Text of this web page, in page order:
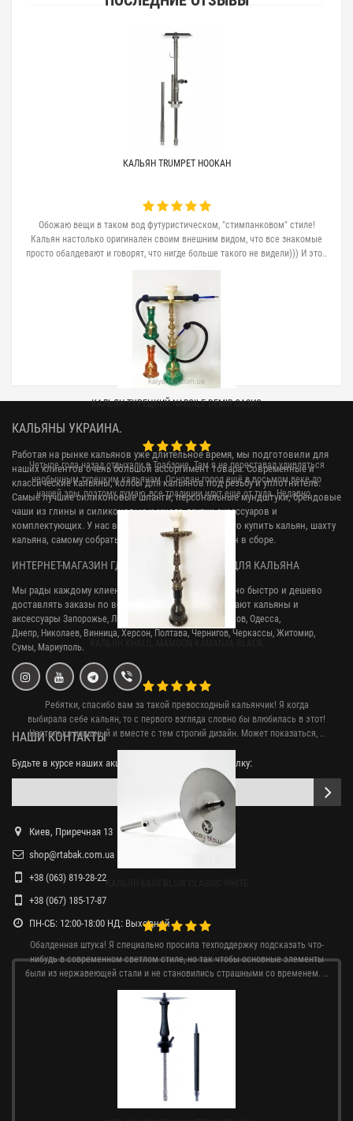
КАЛЬЯН TRUMPET HOOKAH
Обожаю вещи в таком вод футуристическом, "стимпанковом" стиле!
Кальян настолько оригинален своим внешним видом, что все знакомые
просто обалдевают и говорят, что нигде больше такого не видели))) И это..
КАЛЬЯН ТУРЕЦКИЙ NARGILE DEMIR ОАЗИС
Четыре года назад отдыхали в Трабзоне. Там я не переставал удивляться
необычным турецким кальянам. Основан город ещё в восьмом веке до
нашей эры, поэтому думаю, все традиции идут еще от туда. Недавно ..
Ребятки, спасибо вам за такой превосходный кальянчик! Я когда
выбирала себе кальян, то с первого взгляда словно бы влюбилась в этот!
Настолько изящный и вместе с тем строгий дизайн. Может показаться, ..
КАЛЬЯН EASY BLOW CLASSIC WHITE
Обалденная штука! Я специально просила техподдержку подсказать что-
нибудь в современном светлом стиле, но так чтобы основные элементы
были из нержавеющей стали и не становились страшными со временем. ..
КАЛЬЯНЫ УКРАИНА.
Работая на рынке кальянов уже длительное время, мы подготовили для
наших клиентов очень большой ассортимент товара. Современные и
классические кальяны, колбы для кальянов под резьбу и уплотнитель.
Самые лучшие силиконовые шланги, персональные мундштуки, брендовые
чаши из глины и силиконовые и много других аксессуаров и
комплектующих. У нас вы сможете легко и недорого купить кальян, шахту
кальяна, самому собрать наргиле или купить кальян в сборе.
ИНТЕРНЕТ-МАГАЗИН ГДЕ МОЖНО КУПИТЬ ВСЕ ДЛЯ КАЛЬЯНА
Мы рады каждому клиенту, и стараемся максимально быстро и дешево
доставлять заказы по всей Украине. У нас заказывают кальяны и
аксессуары Запорожье, Львов, Кривой Рог, Киев, Харьков, Одесса,
Днепр, Николаев, Винница, Херсон, Полтава, Чернигов, Черкассы, Житомир,
Сумы, Мариуполь.
НАШИ КОНТАКТЫ
Будьте в курсе наших акций, подпишитесь на рассылку:
Киев, Приречная 13
shop@rtabak.com.ua
+38 (063) 819-28-22
+38 (067) 185-17-87
ПН-СБ: 12:00-18:00 НД: Выходной